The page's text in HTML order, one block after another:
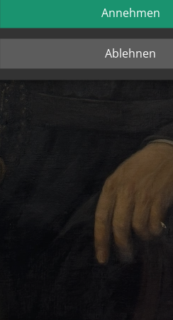
Ablehnen
Annehmen